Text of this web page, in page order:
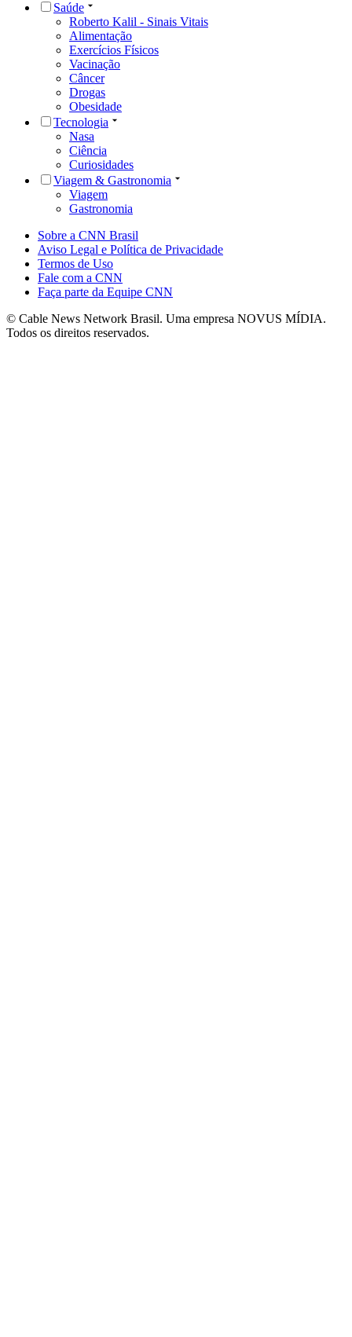
Saúde
Roberto Kalil - Sinais Vitais
Alimentação
Exercícios Físicos
Vacinação
Câncer
Drogas
Obesidade
Tecnologia
Nasa
Ciência
Curiosidades
Viagem & Gastronomia
Viagem
Gastronomia
Sobre a CNN Brasil
Aviso Legal e Política de Privacidade
Termos de Uso
Fale com a CNN
Faça parte da Equipe CNN
© Cable News Network Brasil. Uma empresa NOVUS MÍDIA.
Todos os direitos reservados.